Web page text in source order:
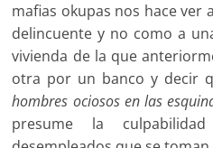
mafias okupas nos hace ver
delincuente y no como a
vivienda de la que
otra por un banco y decir
hombres ociosos en las
presume la